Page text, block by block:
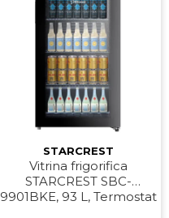
STARCREST
Vitrina frigorifica
STARCREST SBC-
9901BKE, 93 L, Termostat